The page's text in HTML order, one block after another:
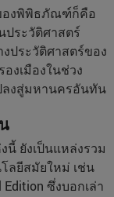
องพิพิธภัณฑ์ก็คือ
ประวัติศาสตร์
ประวัติศาสตร์ของ
งเมืองในช่วง
ลงสู่มหานครอันทัน
ยังเป็นแหล่งรวม
ลยีสมัยใหม่ เช่น
ซึ่งบอกเล่า